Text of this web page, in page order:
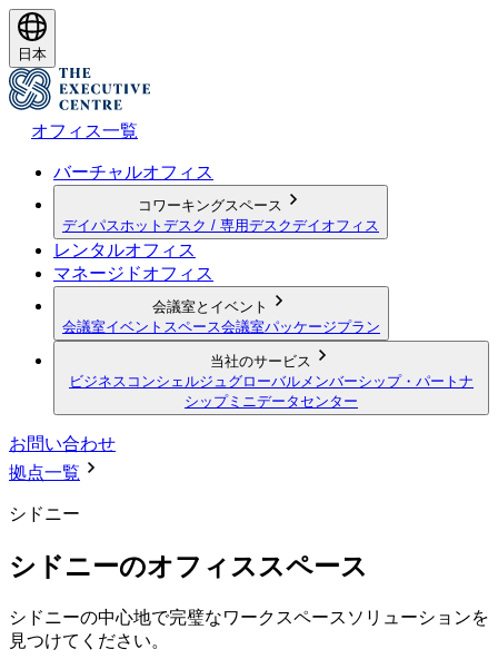
日本
オフィス一覧
バーチャルオフィス
コワーキングスペース
デイパス ホットデスク / 専用デスクデイオフィス
レンタルオフィス
マネージドオフィス
会議室とイベント
会議室イベントスペース会議室パッケージプラン
当社のサービス
ビジネスコンシェルジュ グローバルメンバーシップ・パートナ
シップミニデータセンター
お問い合わせ
拠点一覧
シドニー
シドニーのオフィススペース
シドニーの中心地で完璧なワークスペースソリューションを
見つけてください。